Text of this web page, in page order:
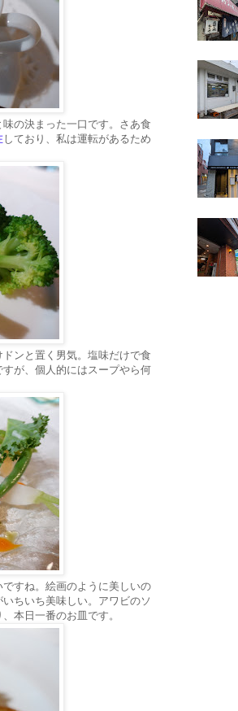
の決まった一口です。さあ食
しており、私は運転があるため
ンと置く男気。塩味だけで食
が、個人的にはスープやら何
すね。絵画のように美しいの
ちいち美味しい。アワビのソ
本日一番のお皿です。